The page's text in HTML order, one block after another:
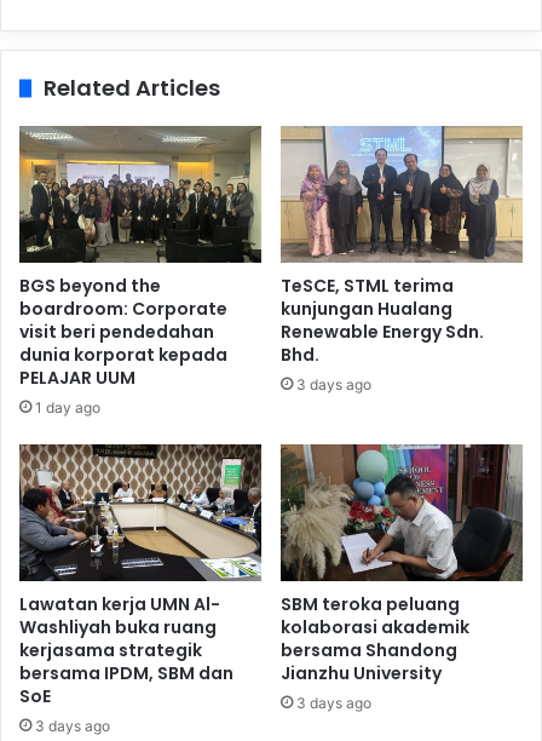
Related Articles
BGS beyond the
boardroom: Corporate
visit beri pendedahan
dunia korporat kepada
PELAJAR UUM
1 day ago
TeSCE, STML terima
kunjungan Hualang
Renewable Energy Sdn.
Bhd.
3 days ago
Lawatan kerja UMN Al-
Washliyah buka ruang
kerjasama strategik
bersama IPDM, SBM dan
SoE
3 days ago
SBM teroka peluang
kolaborasi akademik
bersama Shandong
Jianzhu University
3 days ago